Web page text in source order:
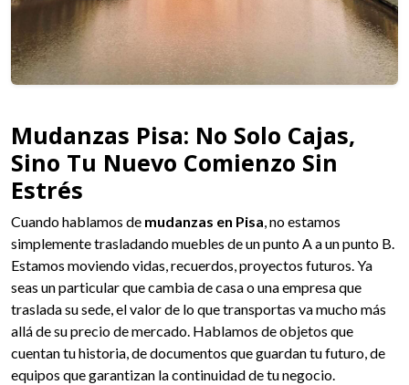
Mudanzas Pisa: No Solo Cajas,
Sino Tu Nuevo Comienzo Sin
Estrés
Cuando hablamos de mudanzas en Pisa, no estamos
simplemente trasladando muebles de un punto A a un punto B.
Estamos moviendo vidas, recuerdos, proyectos futuros. Ya
seas un particular que cambia de casa o una empresa que
traslada su sede, el valor de lo que transportas va mucho más
allá de su precio de mercado. Hablamos de objetos que
cuentan tu historia, de documentos que guardan tu futuro, de
equipos que garantizan la continuidad de tu negocio.